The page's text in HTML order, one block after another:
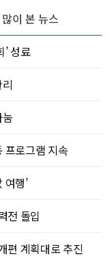
성료
프로그램 지속
여행’
전 돌입
편 계획대로 추진
많이 본 뉴스